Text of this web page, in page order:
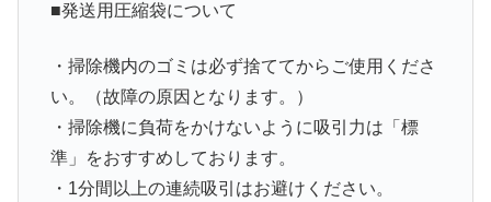
■発送用圧縮袋について
・掃除機内のゴミは必ず捨ててからご使用くださ
い。（故障の原因となります。）
・掃除機に負荷をかけないように吸引力は「標
準」をおすすめしております。
・1分間以上の連続吸引はお避けください。